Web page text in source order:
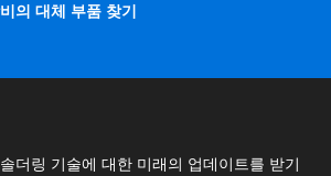
의 대체 부품 찾기
더링 기술에 대한 미래의 업데이트를 받기